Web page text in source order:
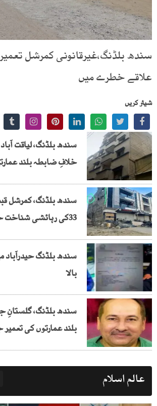
سندھ بلڈنگ،غیرقانونی کمرشل
علاقے خطرے میں
شیئر کریں
سندھ بلڈنگ، لیاقت
خلافِ ضابطہ بلند
سندھ بلڈنگ، کمرشل
33کی رہائشی شناخت خطرے میں
سندھ بلڈنگ حیدرآباد
بالا
سندھ بلڈنگ، گلستانِ
بلند عمارتوں کی
عالم اسلام